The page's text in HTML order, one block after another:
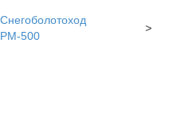
Снегоболотоход
РМ-500
>